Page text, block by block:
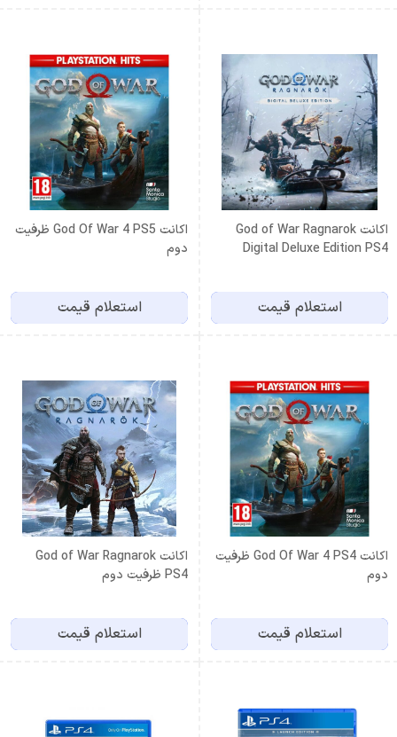
اكانت God of War Ragnarok
Digital Deluxe Edition PS4
استعلام قیمت
اكانت God Of War 4 PS5 ظرفيت
دوم
استعلام قیمت
اكانت God Of War 4 PS4 ظرفيت
دوم
استعلام قیمت
اكانت God of War Ragnarok
PS4 ظرفيت دوم
استعلام قیمت